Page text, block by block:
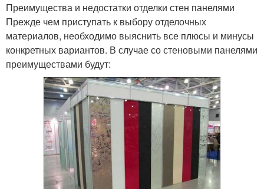
Преимущества и недостатки отделки стен панелями
Прежде чем приступать к выбору отделочных
материалов, необходимо выяснить все плюсы и минусы
конкретных вариантов. В случае со стеновыми панелями
преимуществами будут: